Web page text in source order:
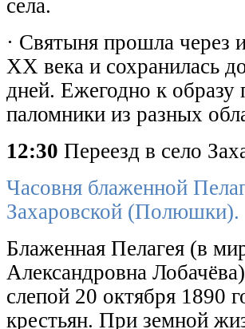
села.
· Святыня прошла через
XX века и сохранилась
дней. Ежегодно к образу
паломники из разных
12:30 Переезд в село
Часовня блаженной
Захаровской (Полюшки).
Блаженная Пелагея (в
Александровна
слепой 20 октября 1890
крестьян. При земной